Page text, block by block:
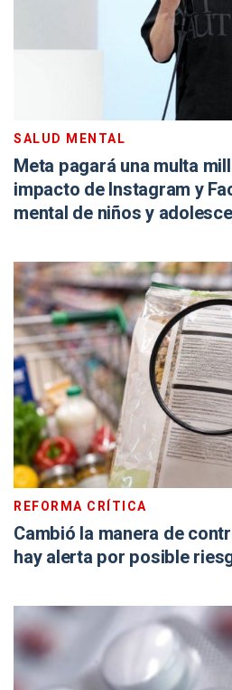
SALUD MENTAL
Meta pagará una multa
impacto de Instagram y
mental de niños y
REFORMA CRÍTICA
Cambió la manera de
hay alerta por posible